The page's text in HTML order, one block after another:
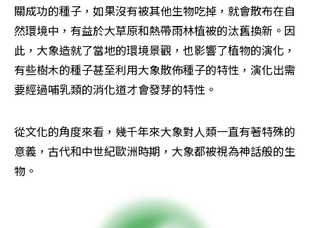
關成功的種子，如果沒有被其他生物吃掉，就會散布在自
然環境中，有益於大草原和熱帶雨林植被的汰舊換新。因
此，大象造就了當地的環境景觀，也影響了植物的演化，
有些樹木的種子甚至利用大象散佈種子的特性，演化出需
要經過哺乳類的消化道才會發芽的特性。
從文化的角度來看，幾千年來大象對人類一直有著特殊的
意義，古代和中世紀歐洲時期，大象都被視為神話般的生
物。